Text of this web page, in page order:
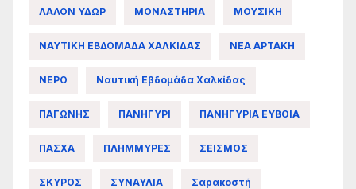
ΛΑΛΟΝ ΥΔΩΡ ΜΟΝΑΣΤΗΡΙΑ ΜΟΥΣΙΚΗ
ΝΑΥΤΙΚΗ ΕΒΔΟΜΑΔΑ ΧΑΛΚΙΔΑΣ ΝΕΑ ΑΡΤΑΚΗ
ΝΕΡΟ Ναυτική Εβδομάδα Χαλκίδας
ΠΑΓΩΝΗΣ ΠΑΝΗΓΥΡΙ ΠΑΝΗΓΥΡΙΑ ΕΥΒΟΙΑ
ΠΑΣΧΑ ΠΛΗΜΜΥΡΕΣ ΣΕΙΣΜΟΣ
ΣΚΥΡΟΣ ΣΥΝΑΥΛΙΑ Σαρακοστή